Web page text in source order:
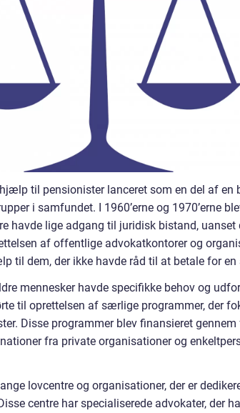
til pensionister lanceret som en del af en
i samfundet. I 1960’erne og 1970’erne
havde lige adgang til juridisk bistand, uanset
af offentlige advokatkontorer og
til dem, der ikke havde råd til at betale for en
mennesker havde specifikke behov og
til oprettelsen af særlige programmer, der
Disse programmer blev finansieret gennem
fra private organisationer og
lovcentre og organisationer, der er
centre har specialiserede advokater, der